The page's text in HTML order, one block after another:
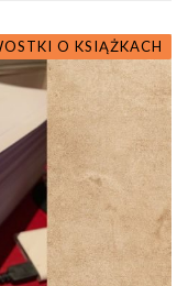
O KSIĄŻKACH